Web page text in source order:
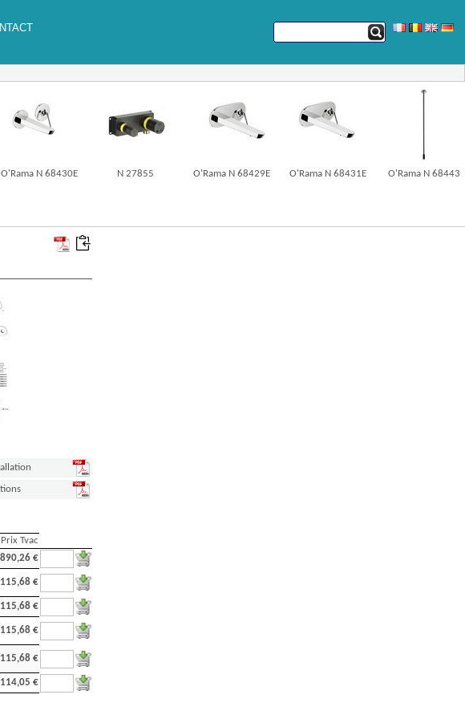
O'Rama N 68430E N 27855 O'Rama N 68429E O'Rama N 68431E O'Rama N 68443